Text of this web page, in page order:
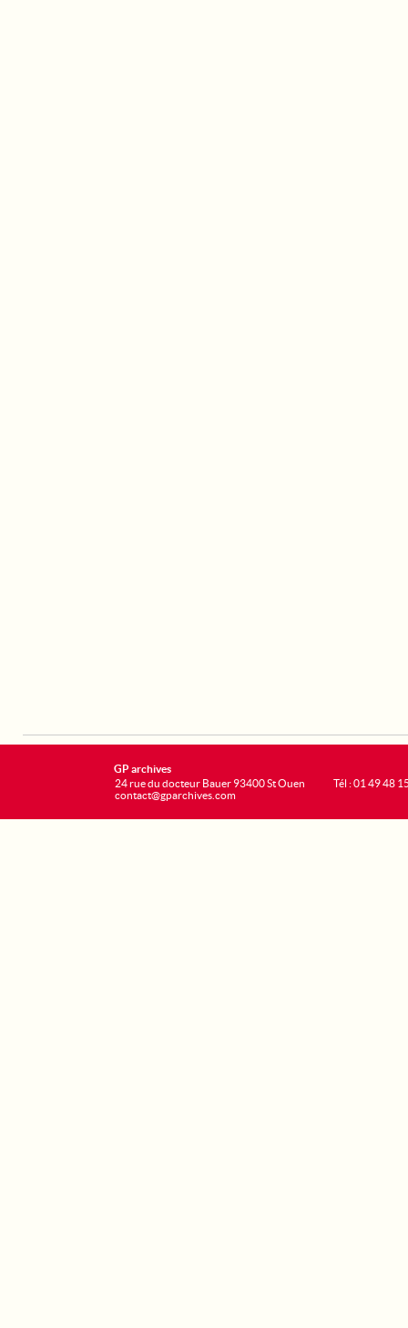
GP archives
24 rue du docteur Bauer 93400 St Ouen
contact@gparchives.com
Tél : 01 49 48